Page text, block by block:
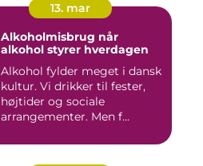
13. mar
Alkoholmisbrug når
alkohol styrer hverdagen
Alkohol fylder meget i dansk
kultur. Vi drikker til fester,
højtider og sociale
arrangementer. Men f...